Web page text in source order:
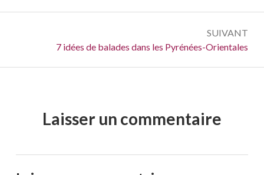
l’article
SUIVANT
Suivant :
7 idées de balades dans les Pyrénées-Orientales
Laisser un commentaire